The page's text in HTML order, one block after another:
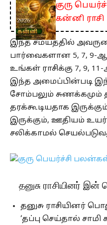
குரு
கன்னி ராசி
இந்த சமயத்தில்
பார்வைகளான 5, 7, 9-
உங்கள் ராசிக்கு 7, 9,
இந்த அமைப்பின்படி
சோம்பலும் சுணக்கமும்
தரக்கூடியதாக
இருக்கும், ஊதியம்
சலிக்காமல்
தனுசு ராசியினர்
தனுசு ராசியினர்
‘தப்பு செய்தால்